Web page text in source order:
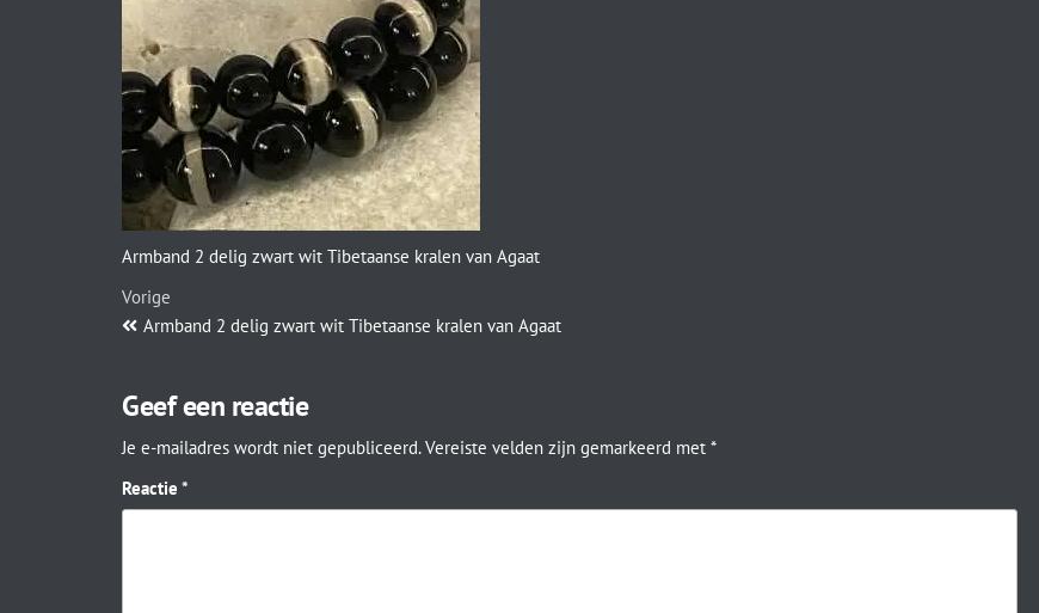
Armband 2 delig zwart wit Tibetaanse kralen van Agaat
Vorige
Armband 2 delig zwart wit Tibetaanse kralen van Agaat
Geef een reactie
Je e-mailadres wordt niet gepubliceerd. Vereiste velden zijn gemarkeerd met *
Reactie *